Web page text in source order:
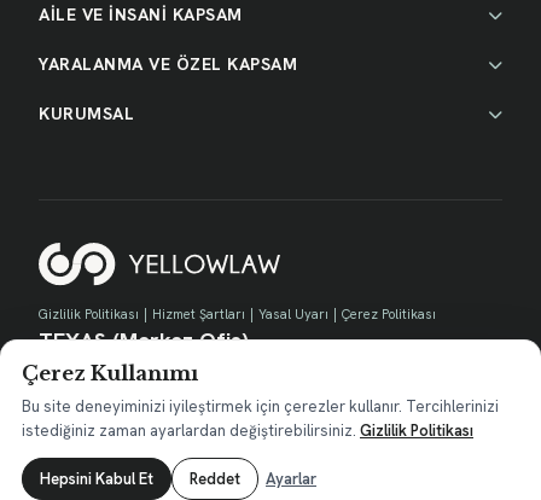
AİLE VE İNSANİ KAPSAM
YARALANMA VE ÖZEL KAPSAM
KURUMSAL
Gizlilik Politikası | Hizmet Şartları | Yasal Uyarı | Çerez Politikası
TEXAS (Merkez Ofis)
730 E Park Blvd, Suite 100 Plano, TX 75074
contact@yellow.law
Çerez Kullanımı
Bu site deneyiminizi iyileştirmek için çerezler kullanır. Tercihlerinizi
istediğiniz zaman ayarlardan değiştirebilirsiniz. Gizlilik Politikası
Hepsini Kabul Et Reddet Ayarlar